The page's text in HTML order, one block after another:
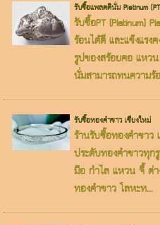
รับซื้อแพลตตินั่ม Platinum
รับซื้อPT (Platinum)
ร้อนได้ดี และแข็งแร
รูปของสร้อยคอ แหว
นั่มสามารถทนความร้
รับซื้อทองคำขาว เชียงใหม่
ร้านรับซื้อทองคำขาว
ประดับทองคำขาวทุ
มือ กำไล แหวน จี้ ต่า
ทองคำขาว โลหะท...